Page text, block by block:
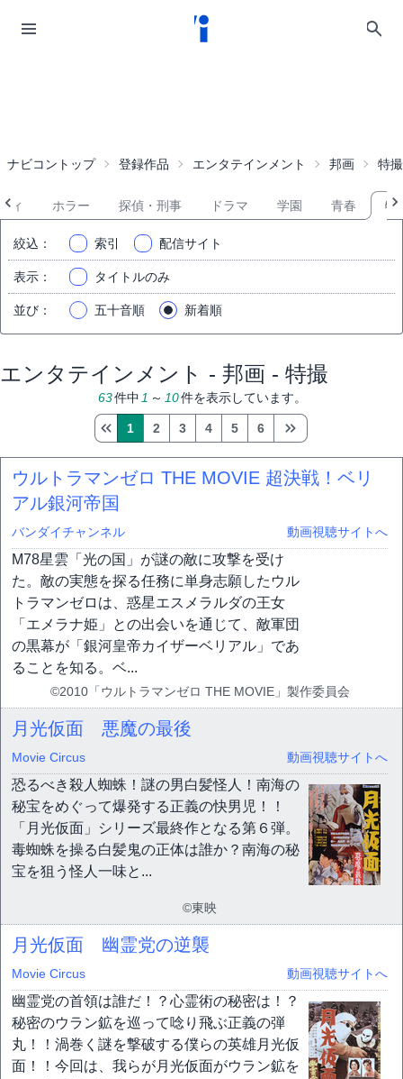
ナビコントップ 登録作品 エンタテインメント 邦画 特撮
ィ ホラー 探偵・刑事 ドラマ 学園 青春 特
絞込 ： 索引 配信サイト
表示 ： タイトルのみ
並び ： 五十音順 新着順
エンタテインメント - 邦画 - 特撮
63件中 1 ～ 10件を表示しています。
1 2 3 4 5 6
ウルトラマンゼロ THE MOVIE 超決戦！ベリ
アル銀河帝国
バンダイチャンネル 動画視聴サイトへ
M78星雲「光の国」が謎の敵に攻撃を受け
た。敵の実態を探る任務に単身志願したウル
トラマンゼロは、惑星エスメラルダの王女
「エメラナ姫」との出会いを通じて、敵軍団
の黒幕が「銀河皇帝カイザーベリアル」であ
ることを知る。ベ...
©2010「ウルトラマンゼロ THE MOVIE」製作委員会
月光仮面 悪魔の最後
Movie Circus 動画視聴サイトへ
恐るべき殺人蜘蛛！謎の男白髪怪人！南海の
秘宝をめぐって爆発する正義の快男児！！
「月光仮面」シリーズ最終作となる第６弾。
毒蜘蛛を操る白髪鬼の正体は誰か？南海の秘
宝を狙う怪人一味と...
©東映
月光仮面 幽霊党の逆襲
Movie Circus 動画視聴サイトへ
幽霊党の首領は誰だ！？心霊術の秘密は！？
秘密のウラン鉱を巡って唸り飛ぶ正義の弾
丸！！渦巻く謎を撃破する僕らの英雄月光仮
面！！今回は、我らが月光仮面がウラン鉱を